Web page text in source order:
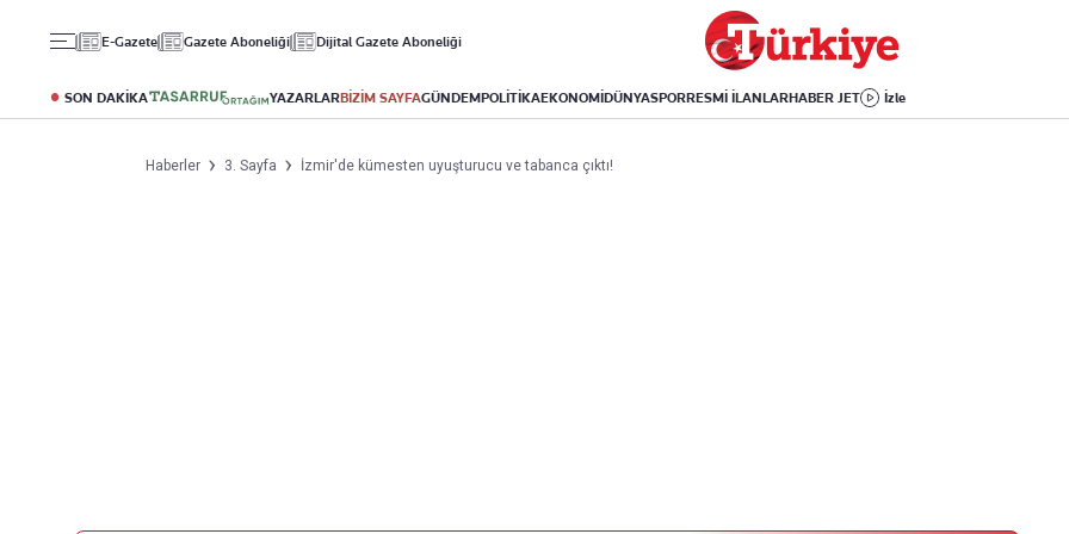
E-Gazete Gazete Aboneliği Dijital Gazete Aboneliği
SON DAKİKA YAZARLARBİZİM SAYFAGÜNDEMPOLİTİKAEKONOMİDÜNYASPORRESMİ İLANLARHABER JET İzle
Altın
Döviz
Kripto Para
Puan Durumu
Fikstür
Avrupa Ligi
Avrupa
Amerika
İsrail-Gazze
Yaşam
Sağlık
Yemek
Kitap
Haberler 3. Sayfa İzmir'de kümesten uyuşturucu ve tabanca çıktı!